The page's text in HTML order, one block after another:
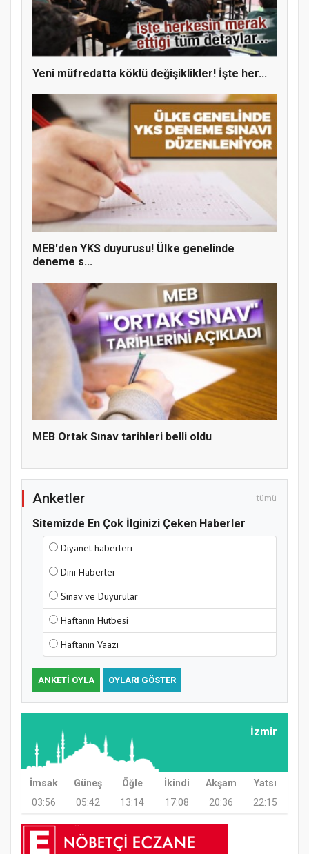
MÜFTÜ ABULSELAM ÖZDERE’YE ZİYARET
Hz. Peygamber ve Gençlik Konferansı
Samsun Atakum’da Yaz Kur’an Kursu
Kapanış Programı
Etkinliği
Yeni müfredatta köklü değişiklikler! İşte her...
MEB'den YKS duyurusu! Ülke genelinde
deneme s...
MEB Ortak Sınav tarihleri belli oldu
Anketler tümü
Sitemizde En Çok İlginizi Çeken Haberler
Diyanet haberleri
Dini Haberler
Sınav ve Duyurular
Haftanın Hutbesi
Haftanın Vaazı
ANKETI OYLA OYLARI GÖSTER
İzmir
İmsak Güneş Öğle İkindi Akşam
Yatsı
03:56
05:42 13:14 17:08 20:36 22:15